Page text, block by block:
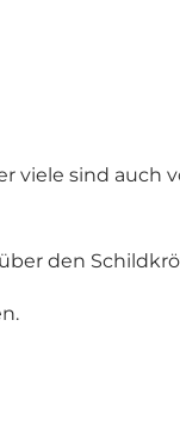
viele sind auch
den